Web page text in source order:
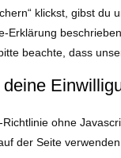
klickst, gibst
Erklärung
beachte, dass
ohne
der Seite verwenden.